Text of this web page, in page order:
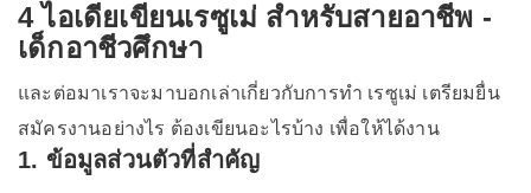
4 ไอเดียเขียนเรซูเม่ สำหรับสายอาชีพ -
เด็กอาชีวศึกษา
และต่อมาเราจะมาบอกเล่าเกี่ยวกับการทำ เรซูเม่ เตรียมยื่น
สมัครงานอย่างไร ต้องเขียนอะไรบ้าง เพื่อให้ได้งาน
1. ข้อมูลส่วนตัวที่สำคัญ